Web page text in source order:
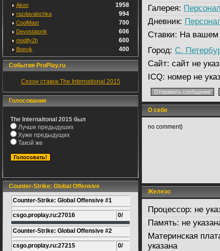
Akon 1958
razdavalochka 994
CoolMast 700
Devostatortk 606
modify2h 600
Boevik 400
События ProPlay.ru
Сезон ставок The International 2015
Голосование
The Internaitonal 2015 был
Лучше предыдуших
Хуже предыдущих
Такой же
Counter-Strike: Global Offensive
Counter-Strike: Global Offensive #1
csgo.proplay.ru:27016 0/
Counter-Strike: Global Offensive #2
csgo.proplay.ru:27215 0/
Галерея:
Дневник:
Ставки: На вашем
Город: С.
Сайт: сайт не
ICQ: номер не
О себе
no comment)
Железо
Процессор: не
Память: не
Материнская
указана